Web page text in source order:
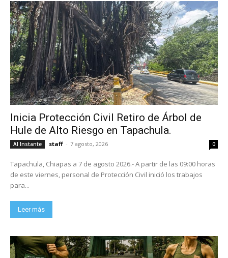
Inicia Protección Civil Retiro de Árbol de
Hule de Alto Riesgo en Tapachula.
Al Instante staff - 7 agosto, 2026 0
Tapachula, Chiapas a 7 de agosto 2026.- A partir de las 09:00 horas
de este viernes, personal de Protección Civil inició los trabajos
para...
Leer más